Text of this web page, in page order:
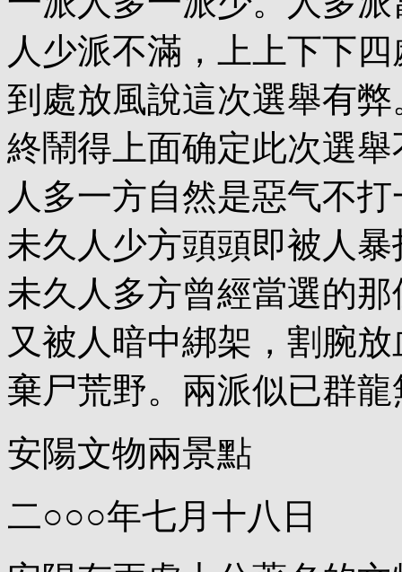
人少派不滿，上上下下
到處放風說這次選舉有
終鬧得上面确定此次選
人多一方自然是惡气不
未久人少方頭頭即被人
未久人多方曾經當選的
又被人暗中綁架，割腕
棄尸荒野。兩派似已群
安陽文物兩景點
二○○○年七月十八日